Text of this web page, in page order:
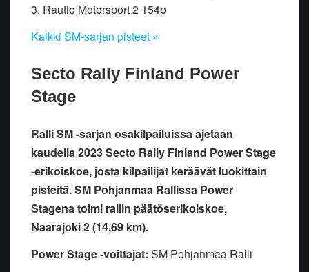
3. Rautio Motorsport 2 154p
Kaikki SM-sarjan pisteet »
Secto Rally Finland Power
Stage
Ralli SM -sarjan osakilpailuissa ajetaan
kaudella 2023 Secto Rally Finland Power Stage
-erikoiskoe, josta kilpailijat keräävät luokittain
pisteitä. SM Pohjanmaa Rallissa Power
Stagena toimi rallin päätöserikoiskoe,
Naarajoki 2 (14,69 km).
Power Stage -voittajat: SM Pohjanmaa Ralli